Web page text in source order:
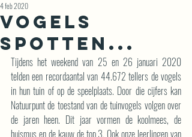
Vogels
spotten...
4 feb 2020
Tijdens het weekend van 25 en 26 januari 2020
telden een recordaantal van 44.672 tellers de vogels
in hun tuin of op de speelplaats. Door die cijfers kan
Natuurpunt de toestand van de tuinvogels volgen over
de jaren heen. Dit jaar vormen de koolmees, de
huismus en de kauw de top 3. Ook onze leerlingen van